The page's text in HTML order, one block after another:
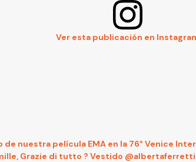
Ver esta publicación en
de nuestra película EMA en la 76° Venice
Grazie di tutto ? Vestido